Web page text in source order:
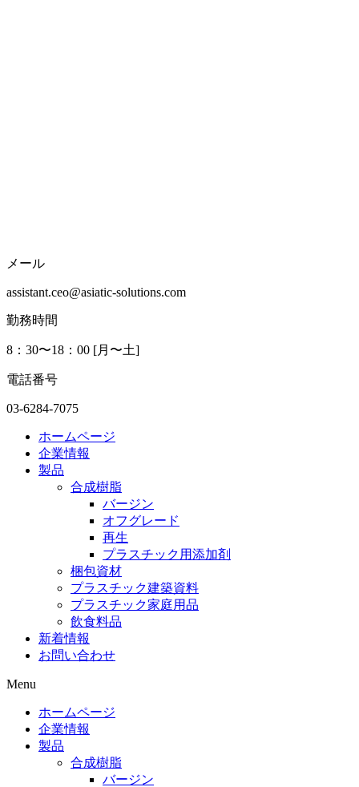
メール
assistant.ceo@asiatic-solutions.com
勤務時間
8：30〜18：00 [月〜土]
電話番号
03-6284-7075
ホームページ
企業情報
製品
合成樹脂
バージン
オフグレード
再生
プラスチック用添加剤
梱包資材
プラスチック建築資料
プラスチック家庭用品
飲食料品
新着情報
お問い合わせ
Menu
ホームページ
企業情報
製品
合成樹脂
バージン